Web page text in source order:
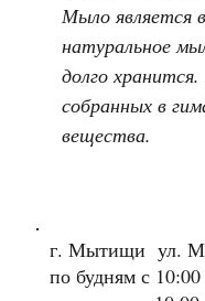
Мыло является
натуральное
долго
собранных в
вещества.
г. Мытищи ул.
по будням с